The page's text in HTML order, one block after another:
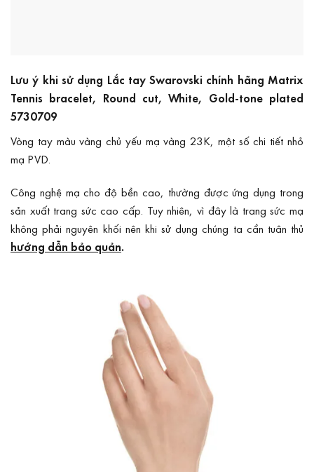
Lưu ý khi sử dụng Lắc tay Swarovski chính hãng Matrix
Tennis bracelet, Round cut, White, Gold-tone plated
5730709
Vòng tay màu vàng chủ yếu mạ vàng 23K, một số chi tiết nhỏ
mạ PVD.
Công nghệ mạ cho độ bền cao, thường được ứng dụng trong
sản xuất trang sức cao cấp. Tuy nhiên, vì đây là trang sức mạ
không phải nguyên khối nên khi sử dụng chúng ta cần tuân thủ
hướng dẫn bảo quản.